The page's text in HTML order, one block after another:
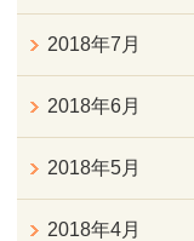
2018年7月
2018年6月
2018年5月
2018年4月